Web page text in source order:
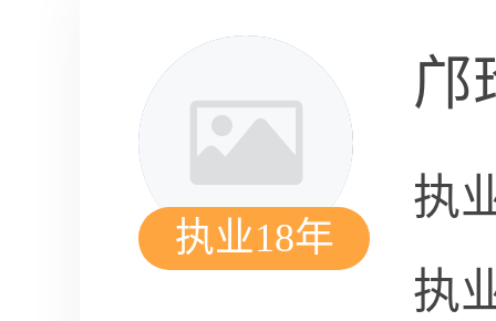
执业18年
邝
执
执